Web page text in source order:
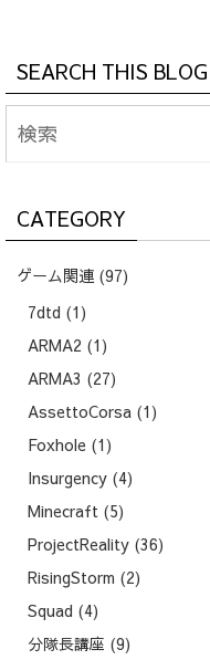
SEARCH THIS BLOG
CATEGORY
ゲーム関連 (97)
7dtd (1)
ARMA2 (1)
ARMA3 (27)
AssettoCorsa (1)
Foxhole (1)
Insurgency (4)
Minecraft (5)
ProjectReality (36)
RisingStorm (2)
Squad (4)
分隊長講座 (9)